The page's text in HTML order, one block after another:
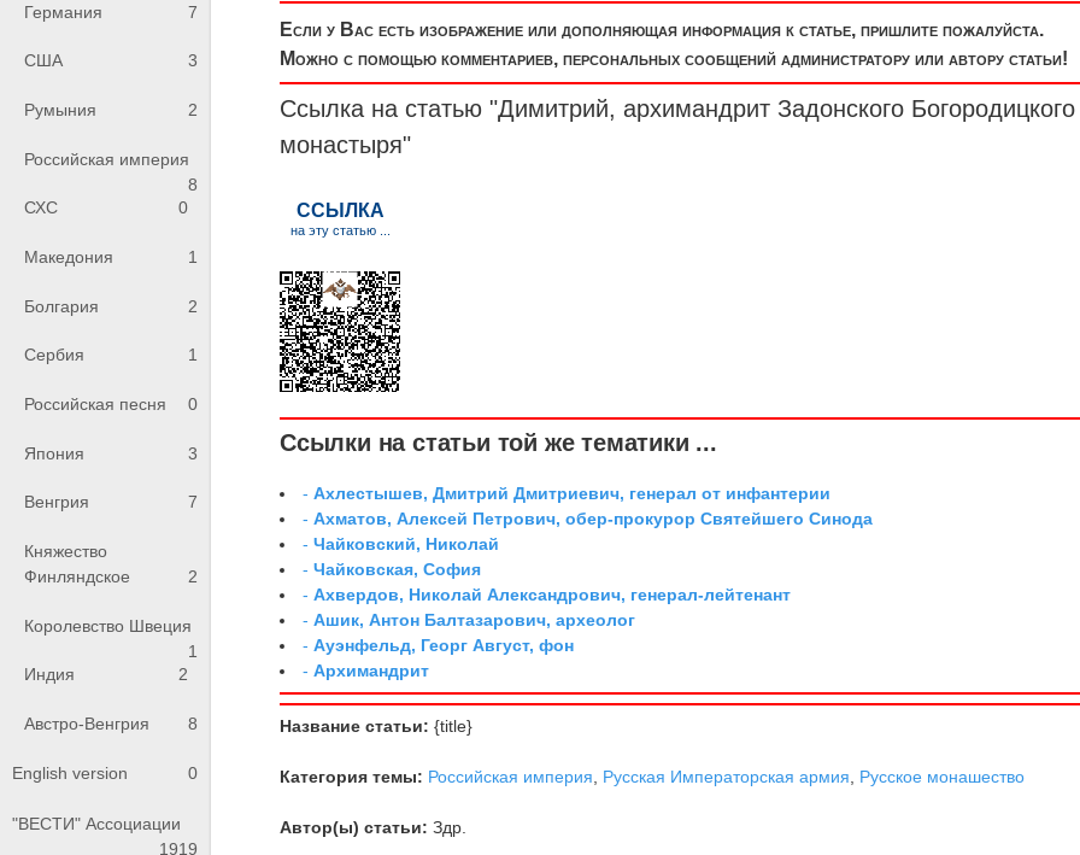
Германия 7
США 3
Румыния 2
Российская империя
8
СХС
0
Македония 1
Болгария 2
Сербия 1
Российская песня 0
Япония 3
Венгрия 7
Княжество
Финляндское
2
Королевство Швеция
1
Индия
2
Австро-Венгрия 8
English version 0
"ВЕСТИ" Ассоциации
1919
Если у Вас есть изображение или дополняющая информация к статье, пришлите пожалуйста.
Можно с помощью комментариев, персональных сообщений администратору или автору статьи!
Ссылка на статью "Димитрий, архимандрит Задонского Богородицкого
монастыря"
Ссылки на статьи той же тематики ...
-Ахлестышев, Дмитрий Дмитриевич, генерал от инфантерии
-Ахматов, Алексей Петрович, обер-прокурор Святейшего Синода
-Чайковский, Николай
-Чайковская, София
-Ахвердов, Николай Александрович, генерал-лейтенант
-Ашик, Антон Балтазарович, археолог
-Ауэнфельд, Георг Август, фон
-Архимандрит
Название статьи: {title}
Категория темы: Российская империя Русская Императорская армия Русское монашество
Автор(ы) статьи: Здр.